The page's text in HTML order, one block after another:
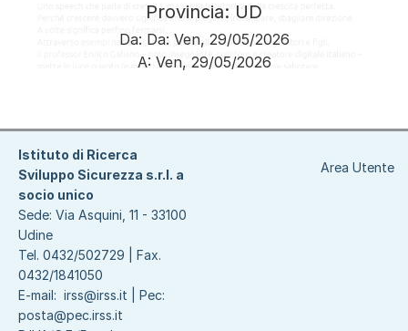
Provincia: UD
Da: Da: Ven, 29/05/2026
A: Ven, 29/05/2026
Area Utente
Istituto di Ricerca
Sviluppo Sicurezza s.r.l. a
socio unico
Sede: Via Asquini, 11 - 33100
Udine
Tel. 0432/502729 | Fax.
0432/1841050
E-mail: irss@irss.it | Pec:
posta@pec.irss.it